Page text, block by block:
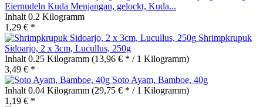
Eiernudeln Kuda Menjangan, gelockt, Kuda...
Inhalt 0.2 Kilogramm
1,29 € *
Shrimpkrupuk
Sidoarjo, 2 x 3cm, Lucullus, 250g
Inhalt 0.25 Kilogramm (13,96 € * / 1 Kilogramm)
3,49 € *
Soto Ayam, Bamboe, 40g
Inhalt 0.04 Kilogramm (29,75 € * / 1 Kilogramm)
1,19 € *